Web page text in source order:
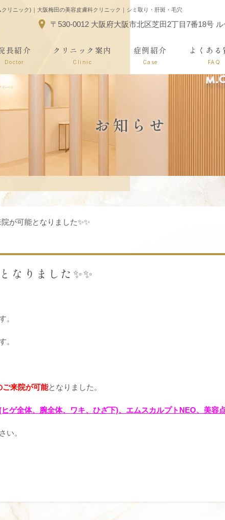
リニック)｜大阪梅田の美容皮膚科クリニック｜シミ取り・肝斑・毛穴
〒530-0012 大阪府大阪市北区芝田2丁目7番18号
長紹介
Doctor
クリニック案内
Clinic
症例紹介
Case
よくある
FAQ
お知らせ
が可能となりました✨✨
なりました✨✨
。
。
ご来院が可能となりました。
ゲ全体、腕全体、ワキ、ひざ下)、エムスカルプトNEO、美容
い。